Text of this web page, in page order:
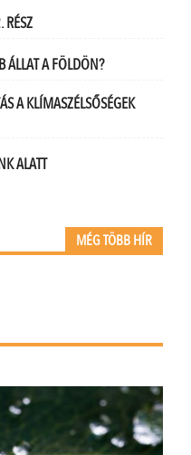
RÉSZ
ÁLLAT A FÖLDÖN?
A KLÍMASZÉLSŐSÉGEK
ALATT
MÉG TÖBB HÍR